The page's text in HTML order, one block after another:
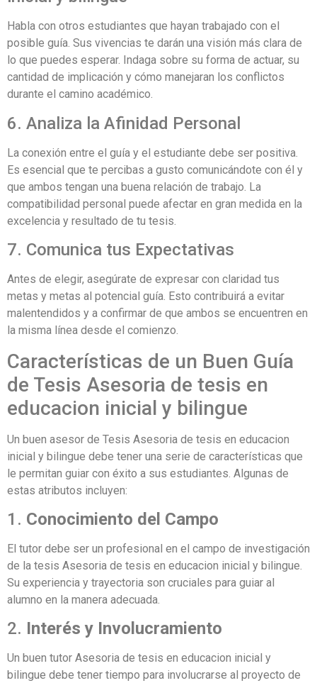
Habla con otros estudiantes que hayan trabajado con el
posible guía. Sus vivencias te darán una visión más clara de
lo que puedes esperar. Indaga sobre su forma de actuar, su
cantidad de implicación y cómo manejaran los conflictos
durante el camino académico.
6. Analiza la Afinidad Personal
La conexión entre el guía y el estudiante debe ser positiva.
Es esencial que te percibas a gusto comunicándote con él y
que ambos tengan una buena relación de trabajo. La
compatibilidad personal puede afectar en gran medida en la
excelencia y resultado de tu tesis.
7. Comunica tus Expectativas
Antes de elegir, asegúrate de expresar con claridad tus
metas y metas al potencial guía. Esto contribuirá a evitar
malentendidos y a confirmar de que ambos se encuentren en
la misma línea desde el comienzo.
Características de un Buen Guía
de Tesis Asesoria de tesis en
educacion inicial y bilingue
Un buen asesor de Tesis Asesoria de tesis en educacion
inicial y bilingue debe tener una serie de características que
le permitan guiar con éxito a sus estudiantes. Algunas de
estas atributos incluyen:
1. Conocimiento del Campo
El tutor debe ser un profesional en el campo de investigación
de la tesis Asesoria de tesis en educacion inicial y bilingue.
Su experiencia y trayectoria son cruciales para guiar al
alumno en la manera adecuada.
2. Interés y Involucramiento
Un buen tutor Asesoria de tesis en educacion inicial y
bilingue debe tener tiempo para involucrarse al proyecto de